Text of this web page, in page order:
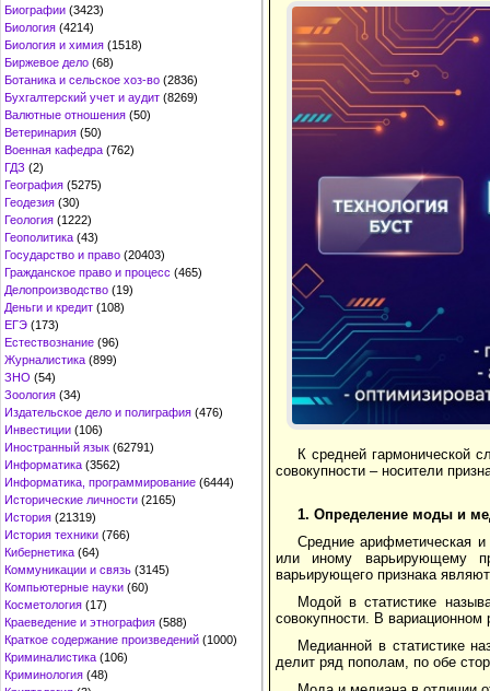
Биографии (3423)
Биология (4214)
Биология и химия (1518)
Биржевое дело (68)
Ботаника и сельское хоз-во (2836)
Бухгалтерский учет и аудит (8269)
Валютные отношения (50)
Ветеринария (50)
Военная кафедра (762)
ГДЗ (2)
География (5275)
Геодезия (30)
Геология (1222)
Геополитика (43)
Государство и право (20403)
Гражданское право и процесс (465)
Делопроизводство (19)
Деньги и кредит (108)
ЕГЭ (173)
Естествознание (96)
Журналистика (899)
ЗНО (54)
Зоология (34)
Издательское дело и полиграфия (476)
Инвестиции (106)
Иностранный язык (62791)
Информатика (3562)
Информатика, программирование (6444)
Исторические личности (2165)
История (21319)
История техники (766)
Кибернетика (64)
Коммуникации и связь (3145)
Компьютерные науки (60)
Косметология (17)
Краеведение и этнография (588)
Краткое содержание произведений (1000)
Криминалистика (106)
Криминология (48)
К средней гармонической
совокупности – носители
1. Определение моды и
Средние арифметическая
или иному варьирующему
варьирующего признака
Модой в статистике
совокупности. В
Медианной в статистике
делит ряд пополам, по обе